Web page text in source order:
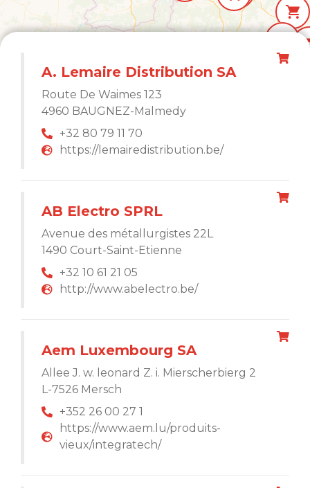
A. Lemaire Distribution SA
Route De Waimes 123
4960 BAUGNEZ-Malmedy
+32 80 79 11 70
https://lemairedistribution.be/
AB Electro SPRL
Avenue des métallurgistes 22L
1490 Court-Saint-Etienne
+32 10 61 21 05
http://www.abelectro.be/
Aem Luxembourg SA
Allee J. w. leonard Z. i. Mierscherbierg 2
L-7526 Mersch
+352 26 00 27 1
https://www.aem.lu/produits-
vieux/integratech/